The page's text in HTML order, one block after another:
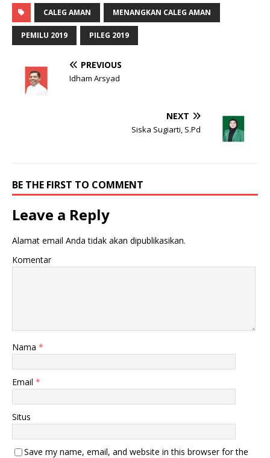
CALEG AMAN MENANGKAN CALEG AMAN
PEMILU 2019 PILEG 2019
PREVIOUS
Idham Arsyad
NEXT
Siska Sugiarti, S.Pd
BE THE FIRST TO COMMENT
Leave a Reply
Alamat email Anda tidak akan dipublikasikan.
Komentar
Nama *
Email *
Situs
Save my name, email, and website in this browser for the